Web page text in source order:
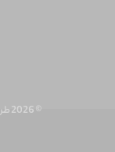
© 2026 طراحی شده توسط تیم طراحی سایت